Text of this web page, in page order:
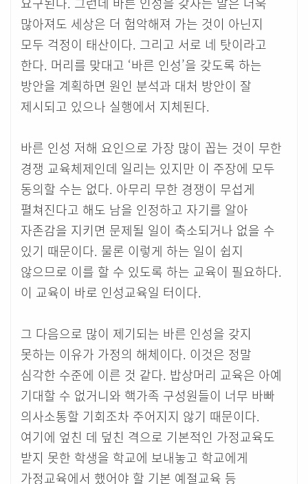
많아져도 세상은 더 험악해져 가는 것이 아닌지
모두 걱정이 태산이다. 그리고 서로 네 탓이라고
한다. 머리를 맞대고 ‘바른 인성’을 갖도록 하는
방안을 계획하면 원인 분석과 대처 방안이 잘
제시되고 있으나 실행에서 지체된다.
바른 인성 저해 요인으로 가장 많이 꼽는 것이 무한
경쟁 교육체제인데 일리는 있지만 이 주장에 모두
동의할 수는 없다. 아무리 무한 경쟁이 무섭게
펼쳐진다고 해도 남을 인정하고 자기를 알아
자존감을 지키면 문제될 일이 축소되거나 없을 수
있기 때문이다. 물론 이렇게 하는 일이 쉽지
않으므로 이를 할 수 있도록 하는 교육이 필요하다.
이 교육이 바로 인성교육일 터이다.
그 다음으로 많이 제기되는 바른 인성을 갖지
못하는 이유가 가정의 해체이다. 이것은 정말
심각한 수준에 이른 것 같다. 밥상머리 교육은 아예
기대할 수 없거니와 핵가족 구성원들이 너무 바빠
의사소통할 기회조차 주어지지 않기 때문이다.
여기에 엎친 데 덮친 격으로 기본적인 가정교육도
받지 못한 학생을 학교에 보내놓고 학교에게
가정교육에서 했어야 할 기본 예절교육 등